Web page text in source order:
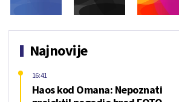
Najnovije
Haos kod Omana: Nepoznati
16:41